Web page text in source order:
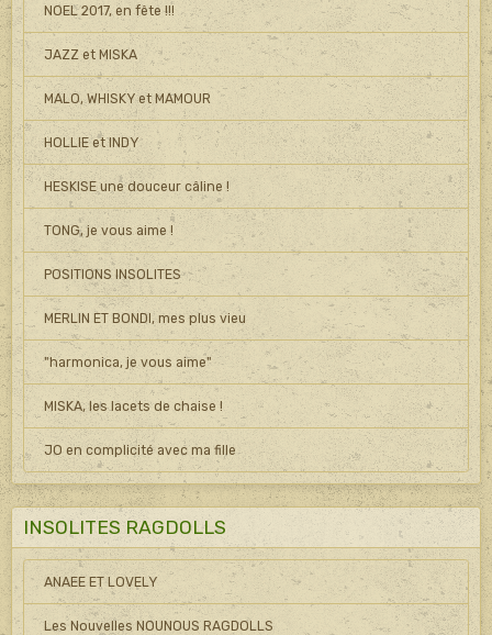
NOEL 2017, en fête !!!
JAZZ et MISKA
MALO, WHISKY et MAMOUR
HOLLIE et INDY
HESKISE une douceur câline !
TONG, je vous aime !
POSITIONS INSOLITES
MERLIN ET BONDI, mes plus vieu
"harmonica, je vous aime"
MISKA, les lacets de chaise !
JO en complicité avec ma fille
INSOLITES RAGDOLLS
ANAEE ET LOVELY
Les Nouvelles NOUNOUS RAGDOLLS